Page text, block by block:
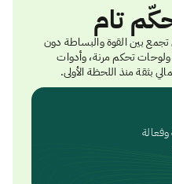
تام
بين القوة والبساطة دون
تحكم مرنة، وأدوات
بثقة منذ اللحظة الأولى.